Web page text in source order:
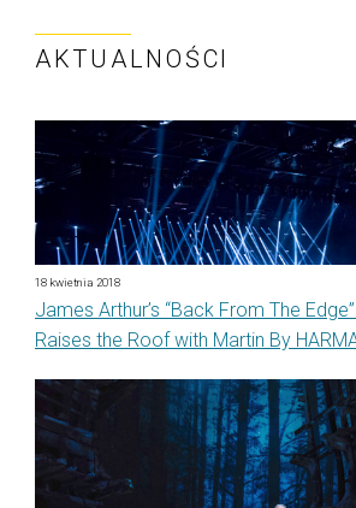
AKTUALNOŚCI
18 kwietnia 2018
James Arthur’s “Back From The
Raises the Roof with Martin By